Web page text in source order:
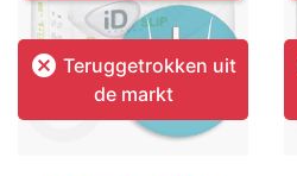
 Teruggetrokken uit
de markt